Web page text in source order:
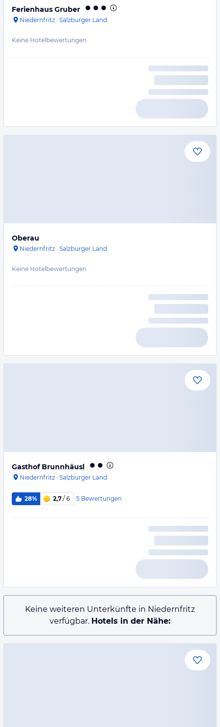
Ferienhaus Gruber
Niedernfritz · Salzburger Land
Keine Hotelbewertungen
Oberau
Niedernfritz · Salzburger Land
Keine Hotelbewertungen
Gasthof Brunnhäusl
Niedernfritz · Salzburger Land
28% 2,7 / 6 5 Bewertungen
Keine weiteren Unterkünfte in Niedernfritz
verfügbar. Hotels in der Nähe: